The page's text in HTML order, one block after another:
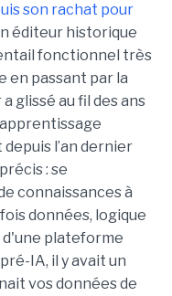
son rachat pour
éditeur historique
fonctionnel très
en passant par la
glissé au fil des ans
l’an dernier
: se
connaissances à
données, logique
plateforme
IA, il y avait un
vos données de